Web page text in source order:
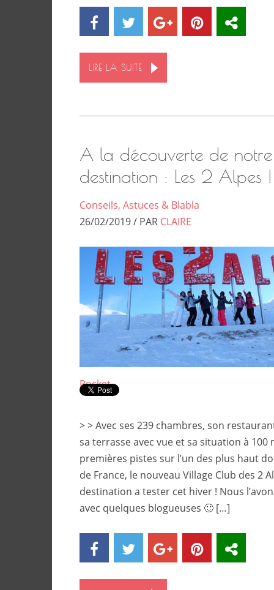
LIRE LA SUITE
A la découverte de
destination : Les 2 Alpes !
Conseils, Astuces & Blabla
26/02/2019 / PAR CLAIRE
Pocket
> > Avec ses 239 chambres, son
sa terrasse avec vue et sa situation à 100
premières pistes sur l’un des plus haut
de France, le nouveau Village Club des 2
destination a tester cet hiver ! Nous
avec quelques blogueuses 🙂 […]